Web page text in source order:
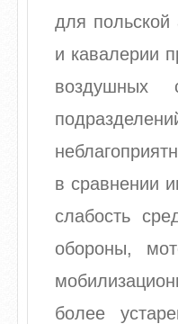
для
и кавалерии
воздушных
в сравнении
слабость
обороны,
более